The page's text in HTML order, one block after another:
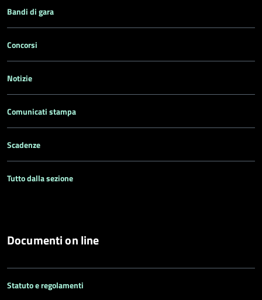
Bandi di gara
Concorsi
Notizie
Comunicati stampa
Scadenze
Tutto dalla sezione
Documenti on line
Statuto e regolamenti